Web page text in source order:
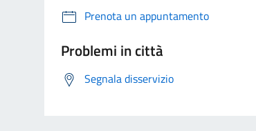
Prenota un appuntamento
Problemi in città
Segnala disservizio